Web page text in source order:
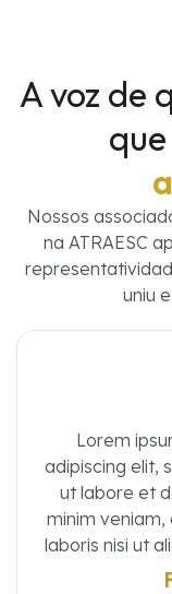
A voz de
Nossos
na ATRAESC
uniu
Lorem
adipiscing elit,
ut labore et
minim
laboris nisi ut